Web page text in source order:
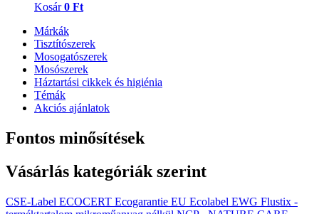
Kosár 0 Ft
Márkák
Tisztítószerek
Mosogatószerek
Mosószerek
Háztartási cikkek és higiénia
Témák
Akciós ajánlatok
Fontos minősítések
Vásárlás kategóriák szerint
CSE-Label ECOCERT Ecogarantie EU Ecolabel EWG Flustix -